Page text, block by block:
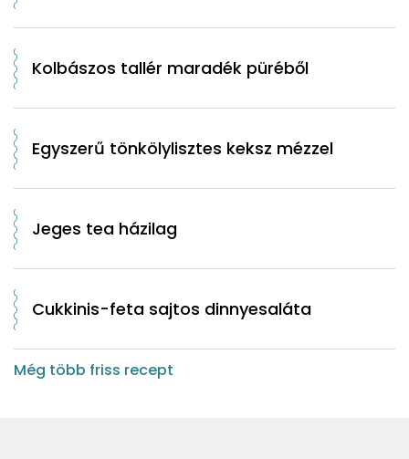
Kolbászos tallér maradék püréből
Egyszerű tönkölylisztes keksz mézzel
Jeges tea házilag
Cukkinis-feta sajtos dinnyesaláta
Még több friss recept